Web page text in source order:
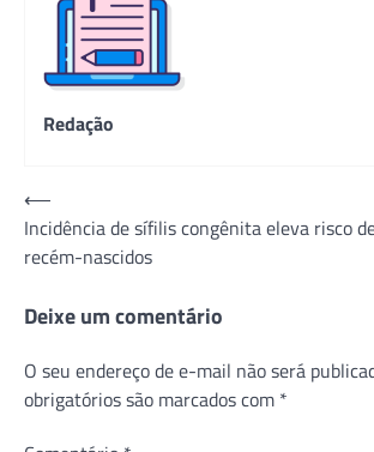
Redação
Navegação
de
Post
⟵
Incidência de sífilis congênita eleva risco
recém-nascidos
Deixe um comentário
O seu endereço de e-mail não será
obrigatórios são marcados com *